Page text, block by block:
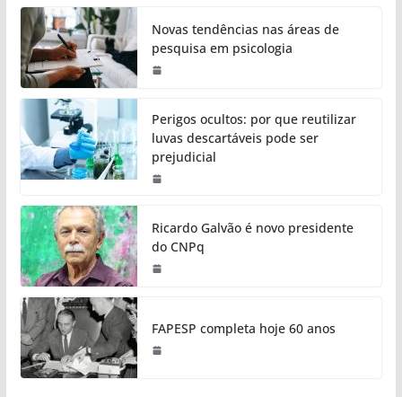
Novas tendências nas áreas de
pesquisa em psicologia
Perigos ocultos: por que reutilizar
luvas descartáveis pode ser
prejudicial
Ricardo Galvão é novo presidente
do CNPq
FAPESP completa hoje 60 anos